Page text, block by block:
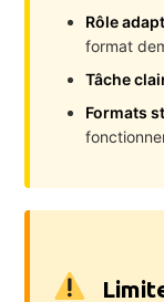
Rôle
format
Tâche
Formats